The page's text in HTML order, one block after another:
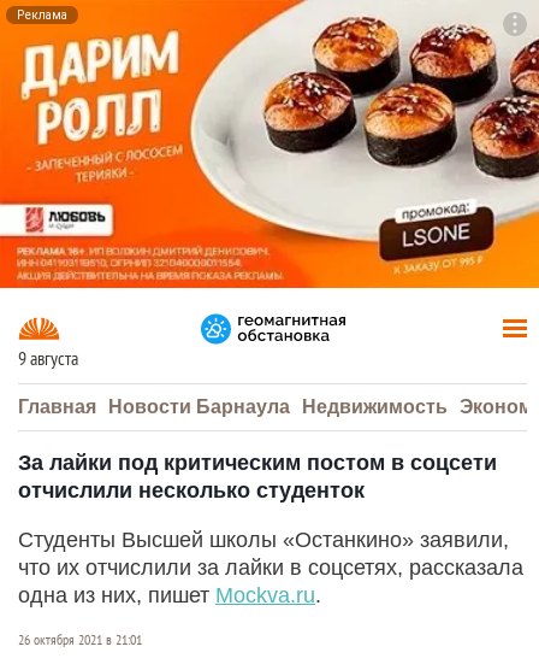
Реклама
9 августа
Главная Новости Барнаула Недвижимость
За лайки под критическим постом в соцсети
отчислили несколько студенток
Студенты Высшей школы «Останкино» заявили,
что их отчислили за лайки в соцсетях, рассказала
одна из них, пишет Мockva.ru.
26 октября 2021 в 21:01